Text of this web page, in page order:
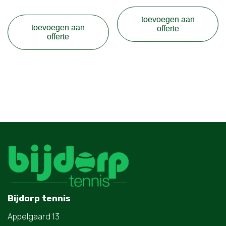
toevoegen aan
offerte
toevoegen aan
offerte
Bijdorp tennis
Appelgaard 13